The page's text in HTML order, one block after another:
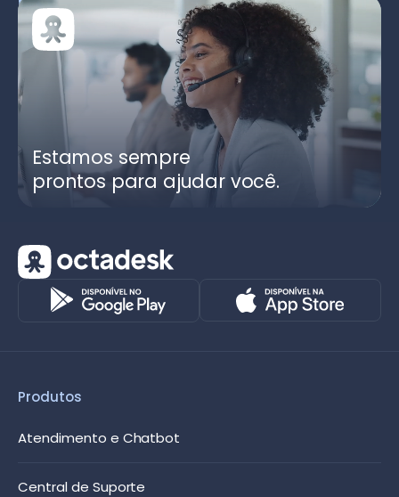
Estamos sempre
prontos para ajudar você.
Produtos
Atendimento e Chatbot
Central de Suporte